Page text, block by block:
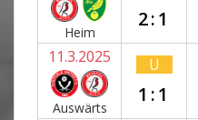
Heim
2:1
11.3.2025
Auswärts
U
1:1